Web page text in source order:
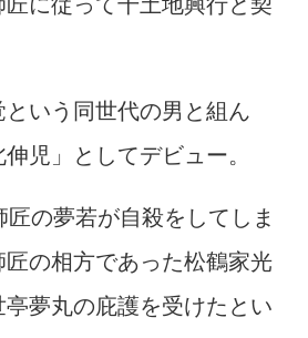
いう同世代の男と組ん
児」としてデビュー。
匠の夢若が自殺をしてしま
匠の相方であった松鶴家光
夢丸の庇護を受けたとい